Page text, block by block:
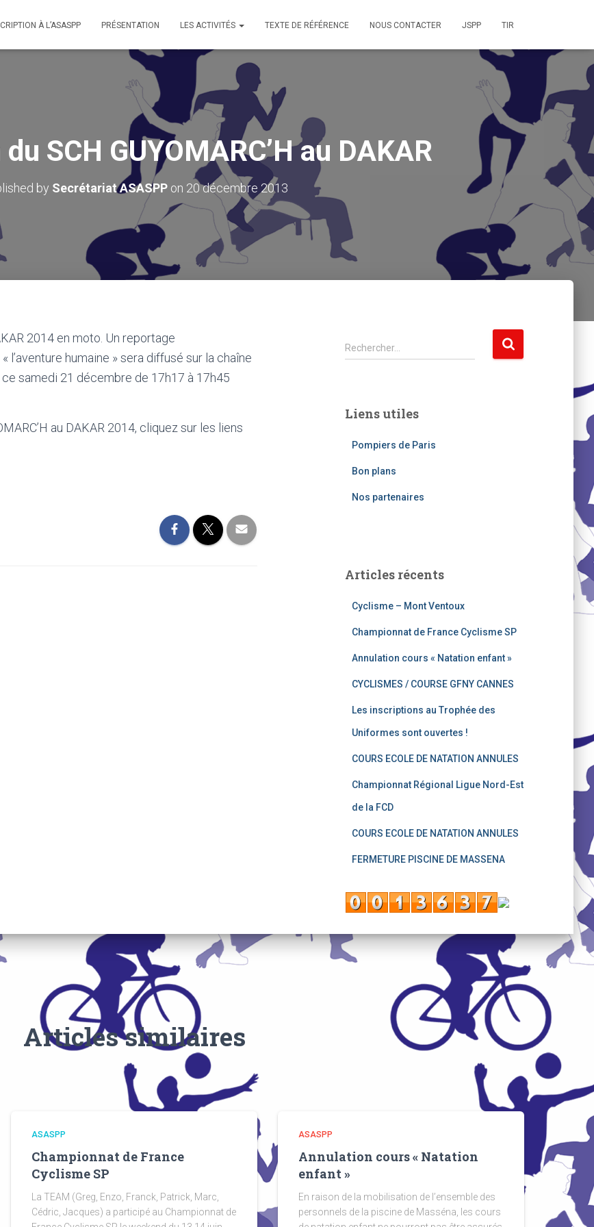
À L’ASASPP PRÉSENTATION LES ACTIVITÉS TEXTE DE RÉFÉRENCE NOUS CONTACTER JSPP TIR
SCH GUYOMARC’H au DAKAR
by Secrétariat ASASPPon 20 décembre 2013
2014 en moto. Un reportage
humaine » sera diffusé sur la chaîne
samedi 21 décembre de 17h17 à 17h45
au DAKAR 2014, cliquez sur les liens
R
e
r
Rechercher…
Liens utiles
Pompiers de Paris
Bon plans
Nos partenaires
Articles récents
Cyclisme – Mont Ventoux
Championnat de France Cyclisme SP
Annulation cours « Natation enfant »
CYCLISMES / COURSE GFNY CANNES
Les inscriptions au Trophée des
Uniformes sont ouvertes !
COURS ECOLE DE NATATION ANNULES
Championnat Régional Ligue Nord-Est
de la FCD
COURS ECOLE DE NATATION ANNULES
FERMETURE PISCINE DE MASSENA
Articles similaires
ASASPP
Championnat de France
Cyclisme SP
La TEAM (Greg, Enzo, Franck, Patrick, Marc,
Cédric, Jacques) a participé au Championnat de
ASASPP
Annulation cours « Natation
enfant »
En raison de la mobilisation de l’ensemble des
personnels de la piscine de Masséna, les cours